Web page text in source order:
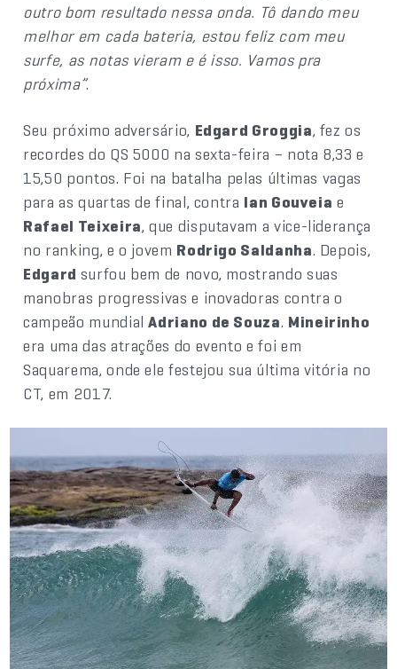
outro bom resultado nessa onda. Tô dando meu
melhor em cada bateria, estou feliz com meu
surfe, as notas vieram e é isso. Vamos pra
próxima”.
Seu próximo adversário, Edgard Groggia, fez os
recordes do QS 5000 na sexta-feira – nota 8,33 e
15,50 pontos. Foi na batalha pelas últimas vagas
para as quartas de final, contra Ian Gouveia e
Rafael Teixeira, que disputavam a vice-liderança
no ranking, e o jovem Rodrigo Saldanha. Depois,
Edgard surfou bem de novo, mostrando suas
manobras progressivas e inovadoras contra o
campeão mundialAdriano de Souza. Mineirinho
era uma das atrações do evento e foi em
Saquarema, onde ele festejou sua última vitória no
CT, em 2017.